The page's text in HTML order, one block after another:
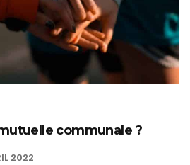
communale ?
2022